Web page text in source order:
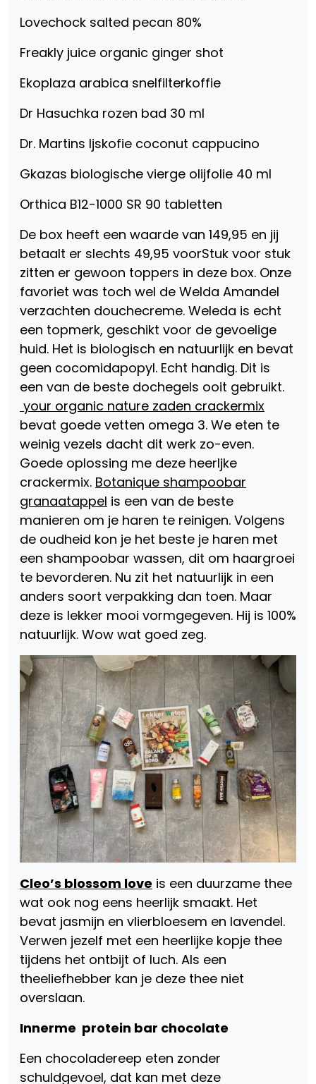
Lovechock salted pecan 80%
Freakly juice organic ginger shot
Ekoplaza arabica snelfilterkoffie
Dr Hasuchka rozen bad 30 ml
Dr. Martins Ijskofie coconut cappucino
Gkazas biologische vierge olijfolie 40 ml
Orthica B12-1000 SR 90 tabletten
De box heeft een waarde van 149,95 en jij
betaalt er slechts 49,95 voorStuk voor stuk
zitten er gewoon toppers in deze box. Onze
favoriet was toch wel de Welda Amandel
verzachten douchecreme. Weleda is echt
een topmerk, geschikt voor de gevoelige
huid. Het is biologisch en natuurlijk en bevat
geen cocomidapopyl. Echt handig. Dit is
een van de beste dochegels ooit gebruikt.
your organic nature zaden crackermix
bevat goede vetten omega 3. We eten te
weinig vezels dacht dit werk zo-even.
Goede oplossing me deze heerljke
crackermix. Botanique shampoobar
granaatappel is een van de beste
manieren om je haren te reinigen. Volgens
de oudheid kon je het beste je haren met
een shampoobar wassen, dit om haargroei
te bevorderen. Nu zit het natuurlijk in een
anders soort verpakking dan toen. Maar
deze is lekker mooi vormgegeven. Hij is 100%
natuurlijk. Wow wat goed zeg.
Cleo’s blossom love is een duurzame thee
wat ook nog eens heerlijk smaakt. Het
bevat jasmijn en vlierbloesem en lavendel.
Verwen jezelf met een heerlijke kopje thee
tijdens het ontbijt of luch. Als een
theeliefhebber kan je deze thee niet
overslaan.
Innerme protein bar chocolate
Een chocoladereep eten zonder
schuldgevoel, dat kan met deze